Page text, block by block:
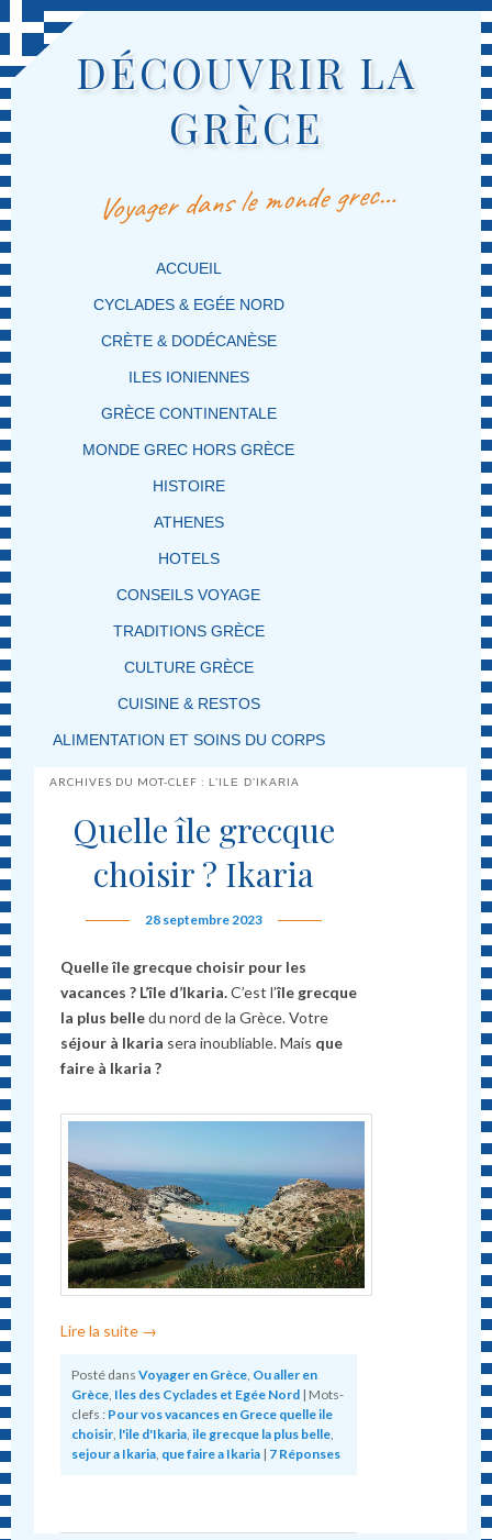
DÉCOUVRIR LA
GRÈCE
Voyager dans le monde grec…
MENU PRINCIPAL
MASQUER LA NAVIGATION PRINCIPALE
MASQUER LA NAVIGATION SECONDAIRE
ACCUEIL
CYCLADES & EGÉE NORD
CRÈTE & DODÉCANÈSE
ILES IONIENNES
GRÈCE CONTINENTALE
MONDE GREC HORS GRÈCE
HISTOIRE
ATHENES
HOTELS
CONSEILS VOYAGE
TRADITIONS GRÈCE
CULTURE GRÈCE
CUISINE & RESTOS
ALIMENTATION ET SOINS DU CORPS
ARCHIVES DU MOT-CLEF :L’ILE D’IKARIA
Quelle île grecque
choisir ? Ikaria
28 septembre 2023
Quelle île grecque choisir pour les
vacances ? L’île d’Ikaria.C’est l’île grecque
la plus belledu nord de la Grèce. Votre
séjour à Ikaria sera inoubliable. Mais que
faire à Ikaria ?
Lire la suite →
Posté dans Voyager en Grèce, Ou aller en
Grèce, Iles des Cyclades et Egée Nord | Mots-
clefs : Pour vos vacances en Grece quelle ile
choisir, l'ile d'Ikaria,ile grecque la plus belle,
sejour a Ikaria, que faire a Ikaria | 7 Réponses